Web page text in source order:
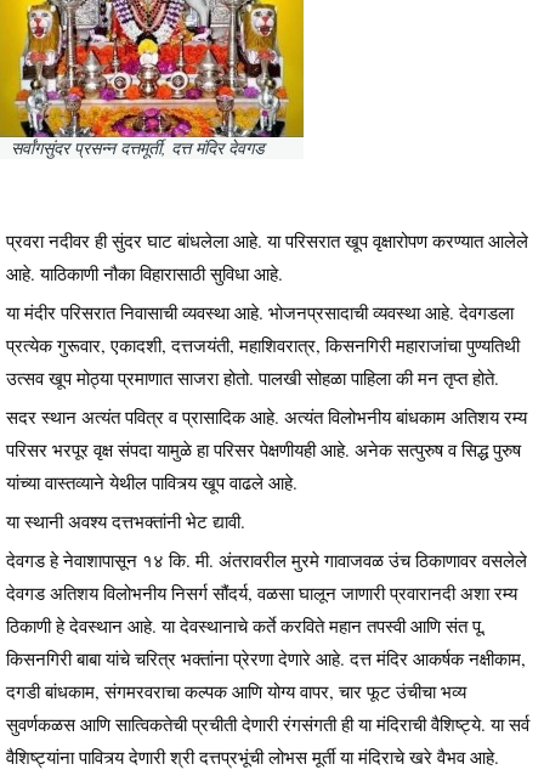
सर्वांगसुंदर प्रसन्न दत्तमूर्ती, दत्त मंदिर देवगड
प्रवरा नदीवर ही सुंदर घाट बांधलेला आहे. या परिसरात खूप वृक्षारोपण करण्यात आलेले
आहे. याठिकाणी नौका विहारासाठी सुविधा आहे.
या मंदीर परिसरात निवासाची व्यवस्था आहे. भोजनप्रसादाची व्यवस्था आहे. देवगडला
प्रत्येक गुरूवार, एकादशी, दत्तजयंती, महाशिवरात्र, किसनगिरी महाराजांचा पुण्यतिथी
उत्सव खूप मोठ्या प्रमाणात साजरा होतो. पालखी सोहळा पाहिला की मन तृप्त होते.
सदर स्थान अत्यंत पवित्र व प्रासादिक आहे. अत्यंत विलोभनीय बांधकाम अतिशय रम्य
परिसर भरपूर वृक्ष संपदा यामुळे हा परिसर पेक्षणीयही आहे. अनेक सत्पुरुष व सिद्ध पुरुष
यांच्या वास्तव्याने येथील पावित्र्य खूप वाढले आहे.
या स्थानी अवश्य दत्तभक्तांनी भेट द्यावी.
देवगड हे नेवाशापासून १४ कि. मी. अंतरावरील मुरमे गावाजवळ उंच ठिकाणावर वसलेले
देवगड अतिशय विलोभनीय निसर्ग सौंदर्य, वळसा घालून जाणारी प्रवारानदी अशा रम्य
ठिकाणी हे देवस्थान आहे. या देवस्थानाचे कर्ते करविते महान तपस्वी आणि संत पू.
किसनगिरी बाबा यांचे चरित्र भक्तांना प्रेरणा देणारे आहे. दत्त मंदिर आकर्षक नक्षीकाम,
दगडी बांधकाम, संगमरवराचा कल्पक आणि योग्य वापर, चार फूट उंचीचा भव्य
सुवर्णकळस आणि सात्विकतेची प्रचीती देणारी रंगसंगती ही या मंदिराची वैशिष्ट्ये. या सर्व
वैशिष्ट्यांना पावित्र्य देणारी श्री दत्तप्रभूंची लोभस मूर्ती या मंदिराचे खरे वैभव आहे.